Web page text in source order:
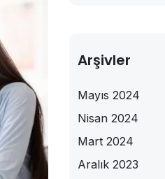
Arşivler
Mayıs 2024
Nisan 2024
Mart 2024
Aralık 2023